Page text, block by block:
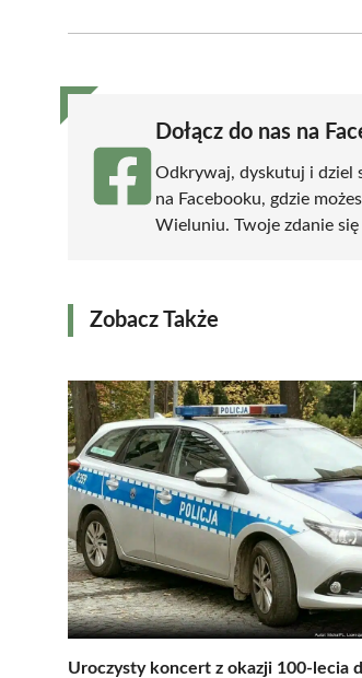
(Twitter)
Dołącz do nas na
Odkrywaj, dyskutuj i dziel
na Facebooku, gdzie
Wieluniu. Twoje zdanie
Zobacz Także
Uroczysty koncert z okazji 100-lecia